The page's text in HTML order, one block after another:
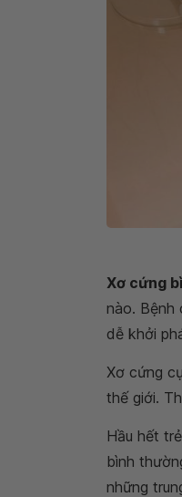
Xơ cứng
nào. Bệnh
dễ khởi
Xơ cứng
thế giới.
Hầu hết
bình
những